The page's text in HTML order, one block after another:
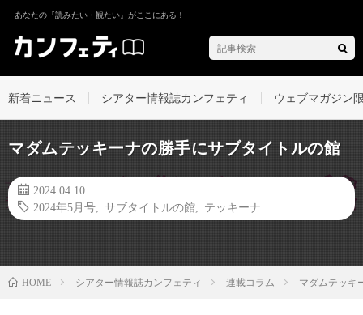
あなたの『読みたい・観たい』がここにある！
新着ニュース シアター情報誌カンフェティ ウェブマガジン
マダムテッキーナの勝手にサブタイトルの館
2024.04.10
2024年5月号
サブタイトルの館 テッキーナ
HOME シアター情報誌カンフェティ 連載コラム マダムテッキ